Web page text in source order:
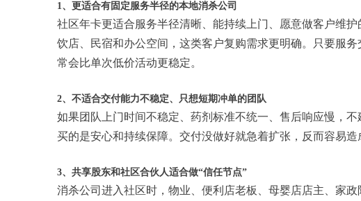
1、更适合有固定服务半径的本地消杀公司
社区年卡更适合服务半径清晰、能持续上门、愿意做客户维
饮店、民宿和办公空间，这类客户复购需求更明确。只要服
常会比单次低价活动更稳定。
2、不适合交付能力不稳定、只想短期冲单的团队
如果团队上门时间不稳定、药剂标准不统一、售后响应慢，
买的是安心和持续保障。交付没做好就急着扩张，反而容易造
3、共享股东和社区合伙人适合做“信任节点”
消杀公司进入社区时，物业、便利店老板、母婴店店主、家